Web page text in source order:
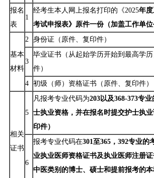
报名
表
1
经考生本人网上报名打印的《2025年
考试申报表》原件一份（加盖工作单位
基本
材料
2 身份证（原件、复印件）
3
毕业证书（从起始学历开始到最高学
件）
4
初级（师）资格证书（原件、复印件）
相关
证书
5
凡报考专业代码为203以及368-373专
士执业资格，并在报名时提交护士执
印件）
6
报考专业代码在301至365，392专业的
业执业医师资格证书及执业医师注册证
中医类别的博士、硕士和提前报考的